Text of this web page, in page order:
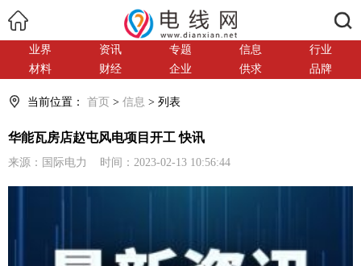
业界 资讯 专题 信息
行业
材料
财经 企业 供求 品牌
当前位置： 首页 > 信息 > 列表
华能瓦房店赵屯风电项目开工 快讯
来源：国际电力 时间：2023-02-13 10:56:44